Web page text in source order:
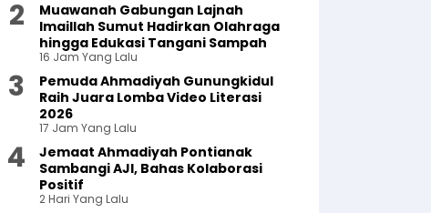
Muawanah Gabungan Lajnah
Imaillah Sumut Hadirkan Olahraga
hingga Edukasi Tangani Sampah
16 Jam Yang Lalu
Pemuda Ahmadiyah Gunungkidul
Raih Juara Lomba Video Literasi
2026
17 Jam Yang Lalu
Jemaat Ahmadiyah Pontianak
Sambangi AJI, Bahas Kolaborasi
Positif
2 Hari Yang Lalu